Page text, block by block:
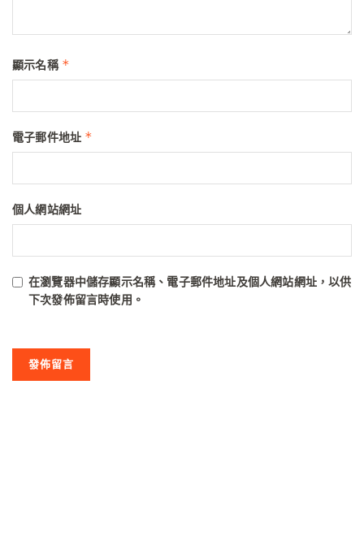
顯示名稱 *
電子郵件地址 *
個人網站網址
在瀏覽器中儲存顯示名稱、電子郵件地址及個人網站網址，以供
下次發佈留言時使用。